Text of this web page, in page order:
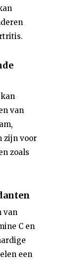
van
zijn voor
zoals
van
C en
een